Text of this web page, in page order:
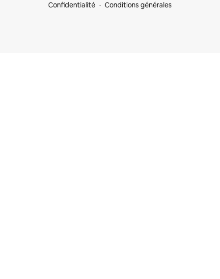
Confidentialité Conditions générales